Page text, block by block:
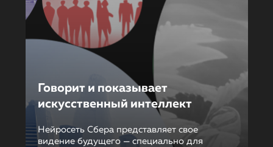
Говорит и показывает
искусственный интеллект
Нейросеть Сбера представляет свое
видение будущего — специально для